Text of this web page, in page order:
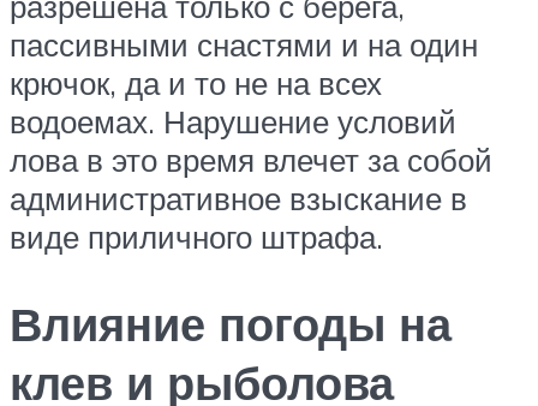
пассивными снастями и на один
крючок, да и то не на всех
водоемах. Нарушение условий
лова в это время влечет за собой
административное взыскание в
виде приличного штрафа.
Влияние погоды на
клев и рыболова